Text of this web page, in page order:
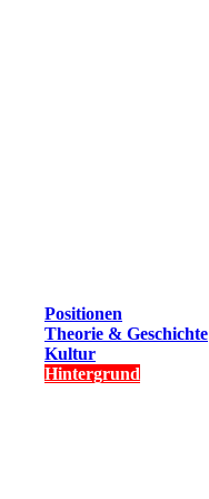
Positionen
Theorie & Geschichte
Kultur
Hintergrund